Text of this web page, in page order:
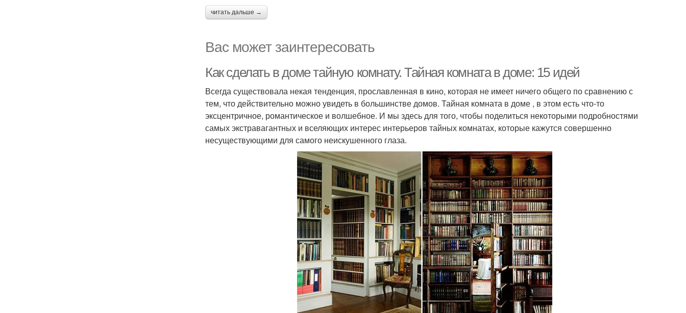
читать дальше →
Вас может заинтересовать
Как сделать в доме тайную комнату. Тайная комната в доме: 15 идей
Всегда существовала некая тенденция, прославленная в кино, которая не имеет ничего общего по сравнению с
тем, что действительно можно увидеть в большинстве домов. Тайная комната в доме , в этом есть что-то
эксцентричное, романтическое и волшебное. И мы здесь для того, чтобы поделиться некоторыми подробностями
самых экстравагантных и вселяющих интерес интерьеров тайных комнатах, которые кажутся совершенно
несуществующими для самого неискушенного глаза.